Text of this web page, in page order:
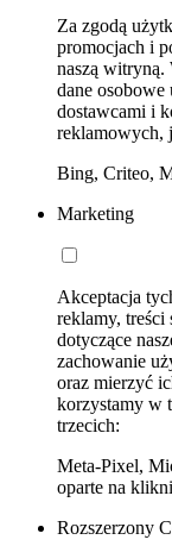
Za zgodą
promocjach i
naszą witryną.
dane
dostawcami i
reklamowych,
Bing, Criteo,
Marketing
Akceptacja
reklamy, treści
dotyczące
zachowanie
oraz mierzyć
korzystamy w
trzecich:
Meta-Pixel,
oparte na
Rozszerzony